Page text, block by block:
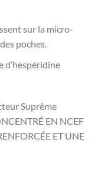
sur la micro-
poches.
d’hespéridine
Suprême
EN NCEF
ET UNE